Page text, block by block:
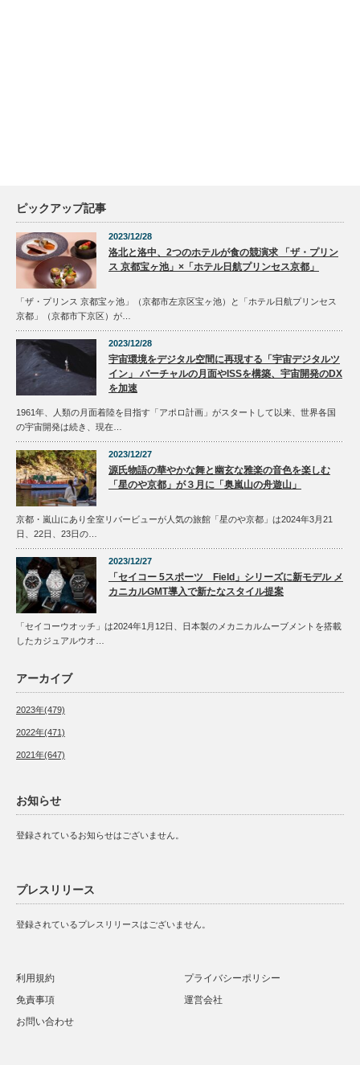
ピックアップ記事
2023/12/28
洛北と洛中、2つのホテルが食の競演求 「ザ・プリン
ス 京都宝ヶ池」×「ホテル日航プリンセス京都」
「ザ・プリンス 京都宝ヶ池」（京都市左京区宝ヶ池）と「ホテル日航プリンセス
京都」（京都市下京区）が…
2023/12/28
宇宙環境をデジタル空間に再現する「宇宙デジタルツ
イン」 バーチャルの月面やISSを構築、宇宙開発のDX
を加速
1961年、人類の月面着陸を目指す「アポロ計画」がスタートして以来、世界各国
の宇宙開発は続き、現在…
2023/12/27
源氏物語の華やかな舞と幽玄な雅楽の音色を楽しむ
「星のや京都」が３月に「奥嵐山の舟遊山」
京都・嵐山にあり全室リバービューが人気の旅館「星のや京都」は2024年3月21
日、22日、23日の…
2023/12/27
「セイコー 5スポーツ Field」シリーズに新モデル メ
カニカルGMT導入で新たなスタイル提案
「セイコーウオッチ」は2024年1月12日、日本製のメカニカルムーブメントを搭載
したカジュアルウオ…
アーカイブ
2023年(479)
2022年(471)
2021年(647)
お知らせ
登録されているお知らせはございません。
プレスリリース
登録されているプレスリリースはございません。
利用規約
プライバシーポリシー
免責事項
運営会社
お問い合わせ